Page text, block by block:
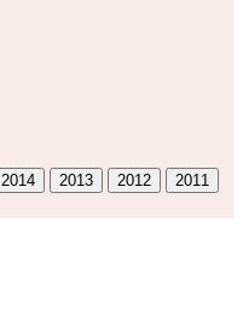
2014 2013 2012
2011